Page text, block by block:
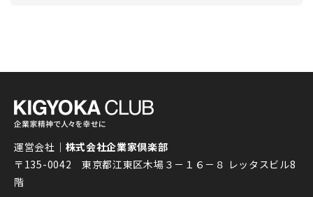
運営会社｜ 株式会社企業家倶楽部
〒135-0042 東京都江東区木場３－１６－８ レッタスビル8
階